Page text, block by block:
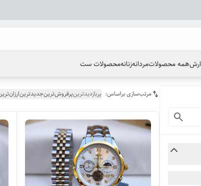
همه محصولاتمردانهزنانهمحصولات ست
مرتب‌سازی براساس: پربازدیدترینپرفروش‌ترینجدیدترین